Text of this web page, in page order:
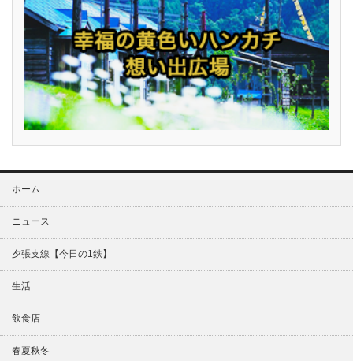
ホーム
ニュース
夕張支線【今日の1鉄】
生活
飲食店
春夏秋冬